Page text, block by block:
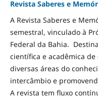
Revista Saberes e
A Revista Saberes e
semestral, vinculado à
Federal da Bahia.
científica e acadêmica
diversas áreas do
intercâmbio e
A revista tem fluxo